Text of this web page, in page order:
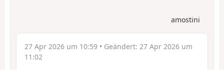
amostini
27 Apr 2026 um 10:59 • Geändert: 27 Apr 2026 um
11:02